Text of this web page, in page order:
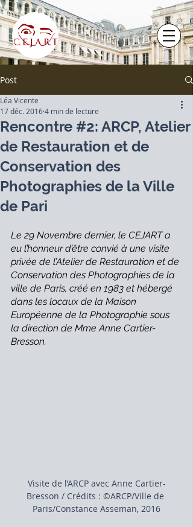
Post
Rencontre #2: ARCP, Atelier
de Restauration et de
Conservation des
Photographies de la Ville
de Pari
Léa Vicente
17 déc. 20164 min de lecture
Le 29 Novembre dernier, le CEJART a
eu l’honneur d’être convié à une visite
privée de l’Atelier de Restauration et de
Conservation des Photographies de la
ville de Paris, créé en 1983 et hébergé
dans les locaux de la Maison
Européenne de la Photographie sous
la direction de Mme Anne Cartier-
Bresson.
Visite de l’ARCP avec Anne Cartier-
Bresson / Crédits : ©ARCP/Ville de
Paris/Constance Asseman, 2016